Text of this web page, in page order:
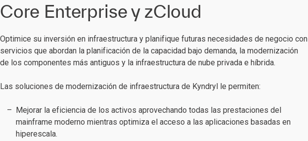
Core Enterprise y zCloud
Optimice su inversión en infraestructura y planifique futuras necesidades de negocio con
servicios que abordan la planificación de la capacidad bajo demanda, la modernización
de los componentes más antiguos y la infraestructura de nube privada e híbrida.
Las soluciones de modernización de infraestructura de Kyndryl le permiten:
Mejorar la eficiencia de los activos aprovechando todas las prestaciones del
mainframe moderno mientras optimiza el acceso a las aplicaciones basadas en
hiperescala.